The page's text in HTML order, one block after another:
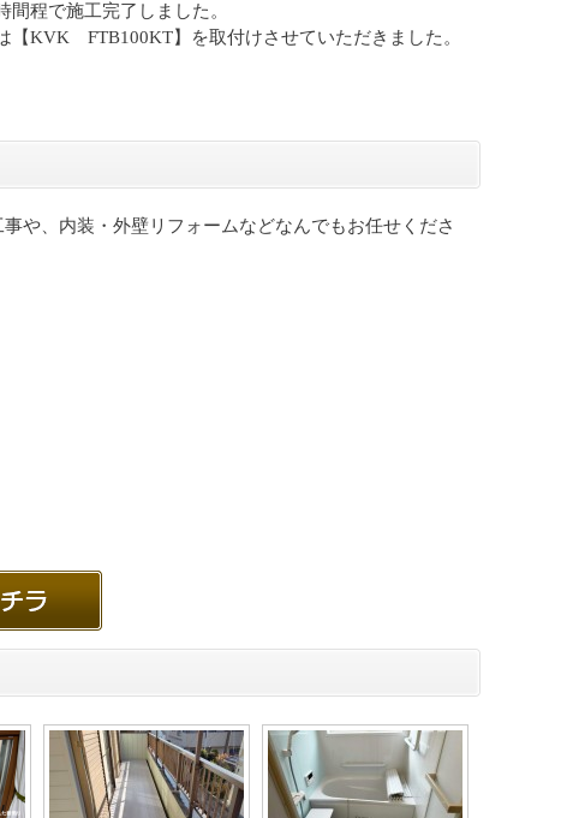
間程で施工完了しました。
【KVK FTB100KT】を取付けさせていただきました。
や、内装・外壁リフォームなどなんでもお任せくださ